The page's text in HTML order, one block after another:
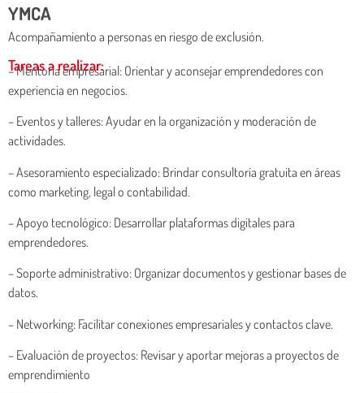
YMCA
Acompañamiento a personas en riesgo de exclusión.
Tareas a realizar:
– Mentoría empresarial: Orientar y aconsejar emprendedores con
experiencia en negocios.
– Eventos y talleres: Ayudar en la organización y moderación de
actividades.
– Asesoramiento especializado: Brindar consultoría gratuita en áreas
como marketing, legal o contabilidad.
– Apoyo tecnológico: Desarrollar plataformas digitales para
emprendedores.
– Soporte administrativo: Organizar documentos y gestionar bases de
datos.
– Networking: Facilitar conexiones empresariales y contactos clave.
– Evaluación de proyectos: Revisar y aportar mejoras a proyectos de
emprendimiento